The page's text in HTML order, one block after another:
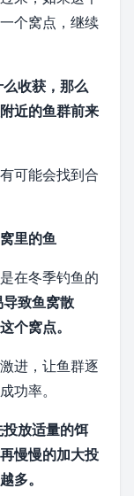
个窝点，继续
收获，那么
近的鱼群前来
可能会找到合
里的鱼
在冬季钓鱼的
致鱼窝散
个窝点。
进，让鱼群逐
功率。
放适量的饵
慢慢的加大投
多。